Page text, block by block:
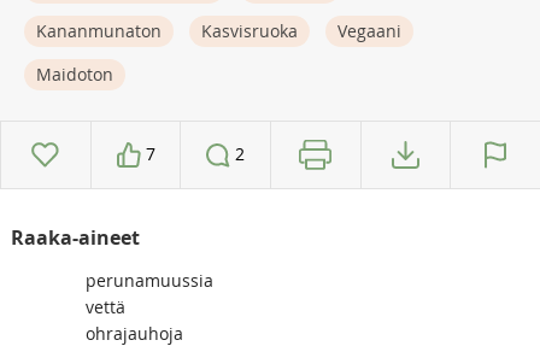
Kananmunaton
Kasvisruoka
Vegaani
Maidoton
7 2
Raaka-aineet
perunamuussia
vettä
ohrajauhoja